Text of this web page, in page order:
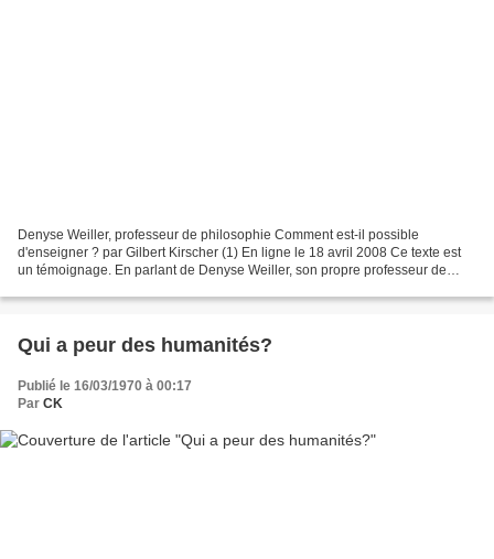
Denyse Weiller, professeur de philosophie Comment est-il possible
d'enseigner ? par Gilbert Kirscher (1) En ligne le 18 avril 2008 Ce texte est
un témoignage. En parlant de Denyse Weiller, son propre professeur de
Qui a peur des humanités?
Publié le 16/03/1970 à 00:17
Par CK